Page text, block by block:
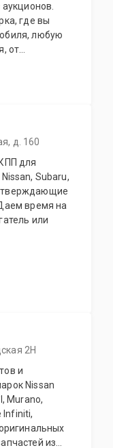
где вы
любую
Наши
д. 160
для
Subaru,
или
2Н
Nissan
Murano,
Infiniti,
из